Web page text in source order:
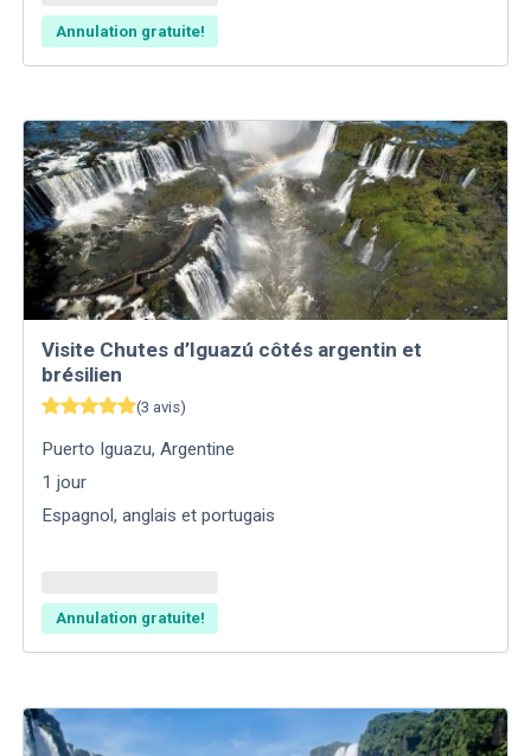
Annulation gratuite!
Visite Chutes d’Iguazú côtés argentin et
brésilien
(3 avis)
Puerto Iguazu,Argentine
1 jour
Espagnol, anglais et portugais
Annulation gratuite!